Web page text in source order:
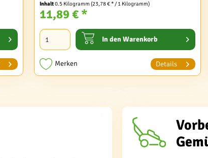
Inhalt0.5 Kilogramm (23,78 € * / 1 Kilogramm)
11,89 € *
In den Warenkorb
Merken Details